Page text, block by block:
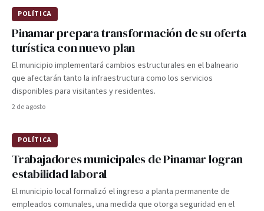
POLÍTICA
Pinamar prepara transformación de su oferta
turística con nuevo plan
El municipio implementará cambios estructurales en el balneario
que afectarán tanto la infraestructura como los servicios
disponibles para visitantes y residentes.
2 de agosto
POLÍTICA
Trabajadores municipales de Pinamar logran
estabilidad laboral
El municipio local formalizó el ingreso a planta permanente de
empleados comunales, una medida que otorga seguridad en el